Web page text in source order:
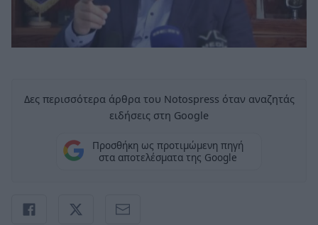
Δες περισσότερα άρθρα του Notospress όταν αναζητάς
ειδήσεις στη Google
Προσθήκη ως προτιμώμενη πηγή
στα αποτελέσματα της Google